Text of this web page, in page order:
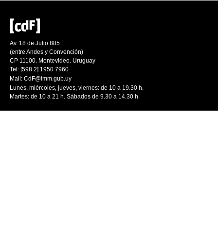
Av. 18 de Julio 885
(entre Andes y Convención)
CP 11100. Montevideo. Uruguay
Tel: [598 2] 1950 7960
Mail: CdF@imm.gub.uy
Lunes, miércoles, jueves, viernes: de 10 a 19.30 h.
Martes: de 10 a 21 h. Sábados de 9.30 a 14.30 h.